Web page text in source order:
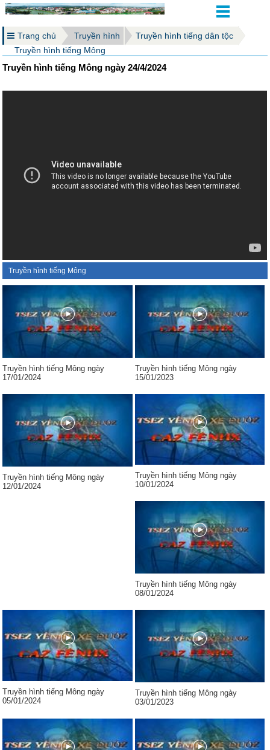
Trang chủ Truyền hình
Truyền hình tiếng dân tộc
Truyền hình tiếng Mông
Truyền hình tiếng Mông ngày 24/4/2024
Truyền hình tiếng Mông
Truyền hình tiếng Mông ngày
17/01/2024
Truyền hình tiếng Mông ngày
15/01/2023
Truyền hình tiếng Mông ngày
12/01/2024
Truyền hình tiếng Mông ngày
10/01/2024
Truyền hình tiếng Mông ngày
08/01/2024
Truyền hình tiếng Mông ngày
05/01/2024
Truyền hình tiếng Mông ngày
03/01/2023